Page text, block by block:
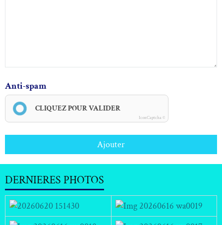
Anti-spam
CLIQUEZ POUR VALIDER
IconCaptcha ©
Ajouter
DERNIERES PHOTOS